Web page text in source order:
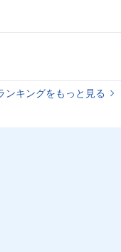
ンキングをもっと見る